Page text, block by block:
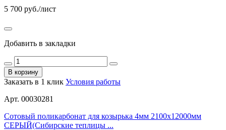
5 700 руб./лист
Добавить в закладки
В корзину
Заказать в 1 клик Условия работы
Арт. 00030281
Сотовый поликарбонат для козырька 4мм 2100х12000мм
СЕРЫЙ(Сибирские теплицы ...